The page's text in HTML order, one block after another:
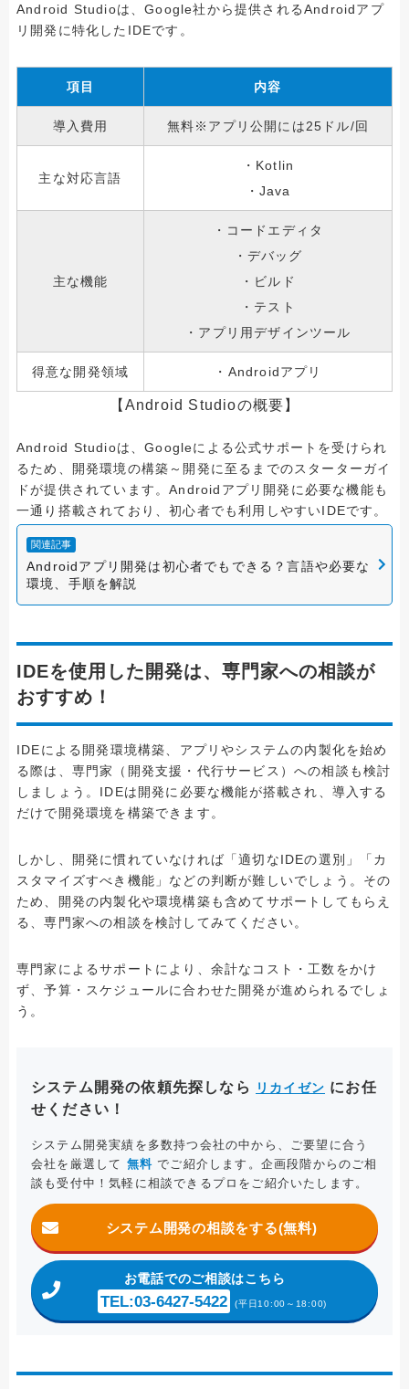
Android Studioは、Google社から提供されるAndroidアプ
リ開発に特化したIDEです。
項目 内容
導入費用 無料※アプリ公開には25ドル/回
主な対応言語
・Kotlin
・Java
主な機能
・コードエディタ
・デバッグ
・ビルド
・テスト
・アプリ用デザインツール
得意な開発領域 ・Androidアプリ
【Android Studioの概要】
Android Studioは、Googleによる公式サポートを受けられ
るため、開発環境の構築～開発に至るまでのスターターガイ
ドが提供されています。Androidアプリ開発に必要な機能も
一通り搭載されており、初心者でも利用しやすいIDEです。
関連記事
Androidアプリ開発は初心者でもできる？言語や必要な
環境、手順を解説
IDEを使用した開発は、専門家への相談が
おすすめ！
IDEによる開発環境構築、アプリやシステムの内製化を始め
る際は、専門家（開発支援・代行サービス）への相談も検討
しましょう。IDEは開発に必要な機能が搭載され、導入する
だけで開発環境を構築できます。
しかし、開発に慣れていなければ「適切なIDEの選別」「カ
スタマイズすべき機能」などの判断が難しいでしょう。その
ため、開発の内製化や環境構築も含めてサポートしてもらえ
る、専門家への相談を検討してみてください。
専門家によるサポートにより、余計なコスト・工数をかけ
ず、予算・スケジュールに合わせた開発が進められるでしょ
う。
システム開発の依頼先探しなら リカイゼン にお任
せください！
システム開発実績を多数持つ会社の中から、ご要望に合う
会社を厳選して 無料 でご紹介します。企画段階からのご相
談も受付中！気軽に相談できるプロをご紹介いたします。
システム開発の相談をする(無料)
お電話でのご相談はこちら
TEL:03-6427-5422 (平日10:00～18:00)